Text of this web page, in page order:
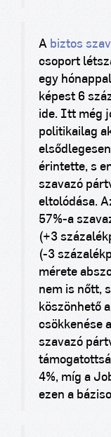
A biztos
csoport
egy
képest 6
ide. Itt még
politikailag
érintette, s
szavazó
eltolódása.
57%-a
(+3
(-3
mérete
nem is nőtt,
köszönhető
csökkenése
szavazó
4%, míg a
ezen a